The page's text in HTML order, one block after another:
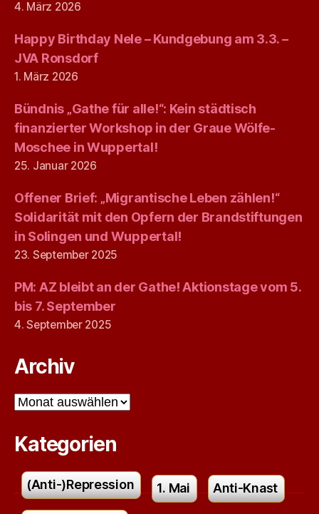
4. März 2026
Happy Birthday Nele – Kundgebung am 3.3. –
JVA Ronsdorf
1. März 2026
Bündnis „Gathe für alle!“: Kein städtisch
finanzierter Workshop in der Graue Wölfe-
Moschee in Wuppertal!
25. Januar 2026
Offener Brief: „Migrantische Leben zählen!“
Solidarität mit den Opfern der Brandstiftungen
in Solingen und Wuppertal!
23. September 2025
PM: AZ bleibt an der Gathe! Aktionstage vom 5.
bis 7. September
4. September 2025
Archiv
Archiv
Kategorien
(Anti-)Repression 1. Mai Anti-Knast